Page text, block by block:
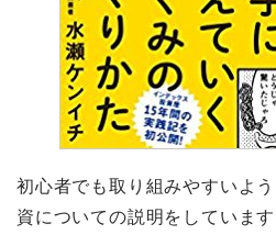
初心者でも取り組みやすいよ
資についての説明をしていま